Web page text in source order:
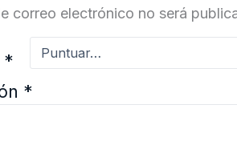
correo electrónico no será
*
*